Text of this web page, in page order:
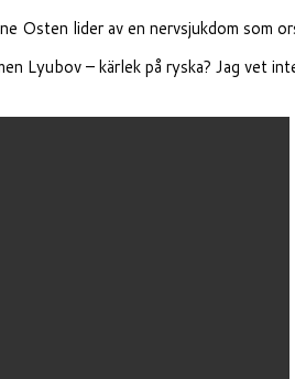
Osten lider av en nervsjukdom som
Lyubov – kärlek på ryska? Jag vet